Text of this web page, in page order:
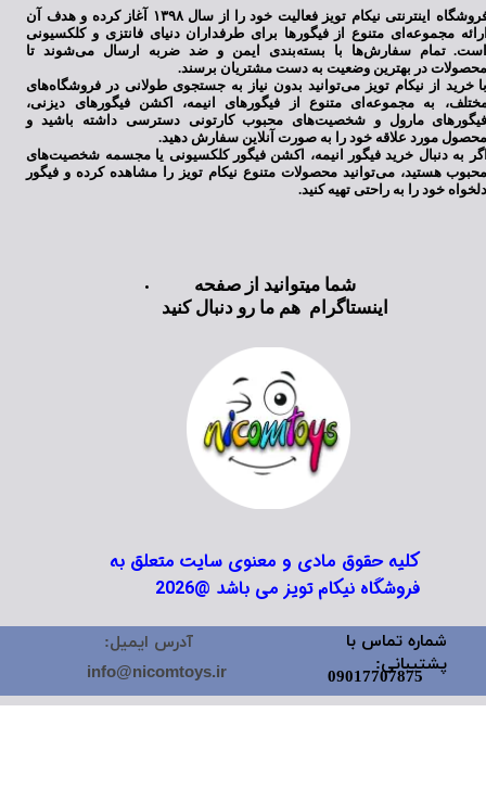
فروشگاه اینترنتی نیکام تویز فعالیت خود را از سال ۱۳۹۸ آغاز کرده و هدف آن
مجموعه‌ای متنوع از فیگورها برای طرفداران دنیای فانتزی و کلکسیونی
تمام سفارش‌ها با بسته‌بندی ایمن و ضد ضربه ارسال می‌شوند تا
در بهترین وضعیت به دست مشتریان برسند.
خرید از نیکام تویز می‌توانید بدون نیاز به جستجوی طولانی در فروشگاه‌های
به مجموعه‌ای متنوع از فیگورهای انیمه، اکشن فیگورهای دیزنی،
مارول و شخصیت‌های محبوب کارتونی دسترسی داشته باشید و
مورد علاقه خود را به صورت آنلاین سفارش دهید.
به دنبال خرید فیگور انیمه، اکشن فیگور کلکسیونی یا مجسمه شخصیت‌های
هستید، می‌توانید محصولات متنوع نیکام تویز را مشاهده کرده و فیگور
خود را به راحتی تهیه کنید.
کلیه حقوق مادی و معنوی سایت متعلق به
فروشگاه نیکام تویز می باشد @2026
شما میتوانید از صفحه
اینستاگرام هم ما رو دنبال کنید
شماره تماس با
پشتیبانی:
09017707875
آدرس ایمیل:
info@nicomtoys.ir